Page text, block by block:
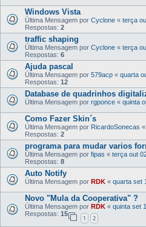
Windows Vista
Última Mensagem por Cyclone « terça
Respostas: 2
traffic shaping
Última Mensagem por Cyclone « terça
Respostas: 6
Ajuda pascal
Última Mensagem por 579acp « quarta
Respostas: 12
Database de quadrinhos
Última Mensagem por rgponce « quinta
Como Fazer Skin´s
Última Mensagem por RicardoSonecas «
Respostas: 2
programa para mudar varios
Última Mensagem por fipas « terça out
Respostas: 8
Auto Notify
Última Mensagem por RDK « quarta set
Novo "Mula da Cooperativa" ?
Última Mensagem por RDK « quinta set
Respostas: 15
1 2